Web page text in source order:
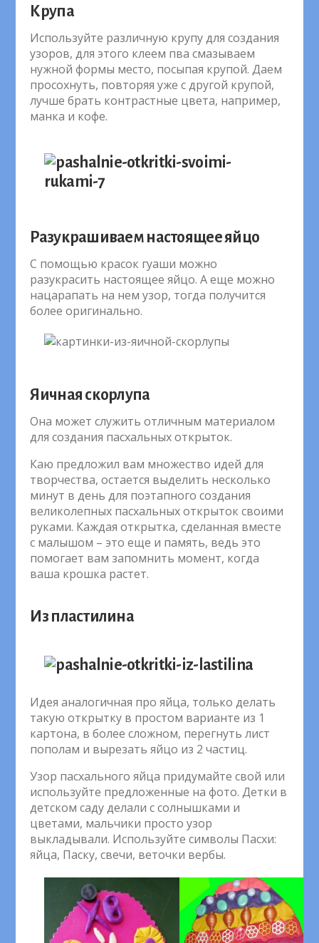
Крупа
Используйте различную крупу для создания
узоров, для этого клеем пва смазываем
нужной формы место, посыпая крупой. Даем
просохнуть, повторяя уже с другой крупой,
лучше брать контрастные цвета, например,
манка и кофе.
Разукрашиваем настоящее яйцо
С помощью красок гуаши можно
разукрасить настоящее яйцо. А еще можно
нацарапать на нем узор, тогда получится
более оригинально.
Яичная скорлупа
Она может служить отличным материалом
для создания пасхальных открыток.
Каю предложил вам множество идей для
творчества, остается выделить несколько
минут в день для поэтапного создания
великолепных пасхальных открыток своими
руками. Каждая открытка, сделанная вместе
с малышом – это еще и память, ведь это
помогает вам запомнить момент, когда
ваша крошка растет.
Из пластилина
Идея аналогичная про яйца, только делать
такую открытку в простом варианте из 1
картона, в более сложном, перегнуть лист
пополам и вырезать яйцо из 2 частиц.
Узор пасхального яйца придумайте свой или
используйте предложенные на фото. Детки в
детском саду делали с солнышками и
цветами, мальчики просто узор
выкладывали. Используйте символы Пасхи:
яйца, Паску, свечи, веточки вербы.